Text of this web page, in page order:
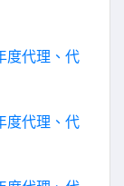
度代理、代
度代理、代